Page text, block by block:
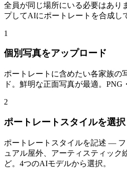
全員が同じ場所にいる必要はあり
プしてAIにポートレートを合成し
1
個別写真をアップロード
ポートレートに含めたい各家族の
ド。鮮明な正面写真が最適。PNG
2
ポートレートスタイルを選択
ポートレートスタイルを記述 —
ュアル屋外、アーティスティック
ど。4つのAIモデルから選択。